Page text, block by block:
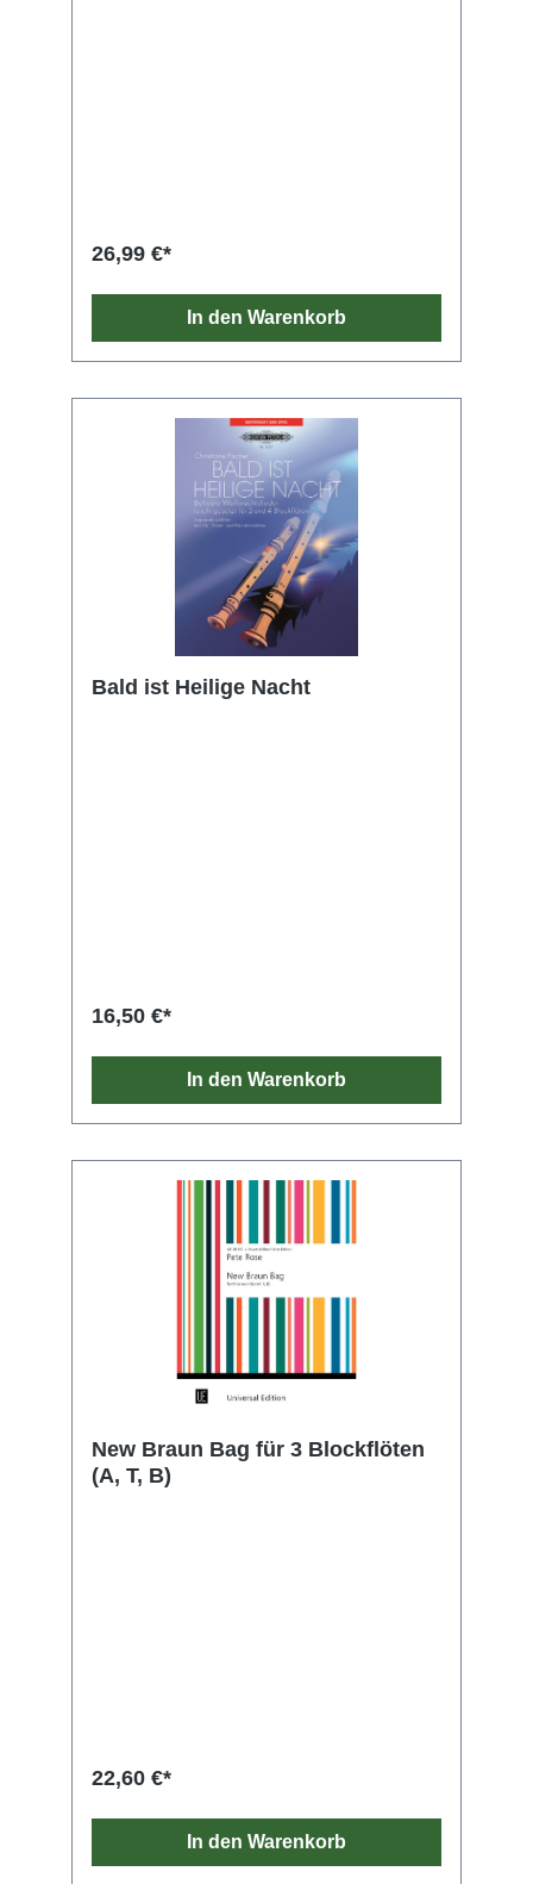
26,99 €*
In den Warenkorb
Bald ist Heilige Nacht
16,50 €*
In den Warenkorb
New Braun Bag für 3 Blockflöten
(A, T, B)
22,60 €*
In den Warenkorb